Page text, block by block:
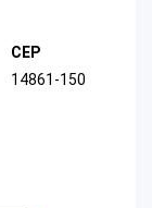
CEP
14861-150